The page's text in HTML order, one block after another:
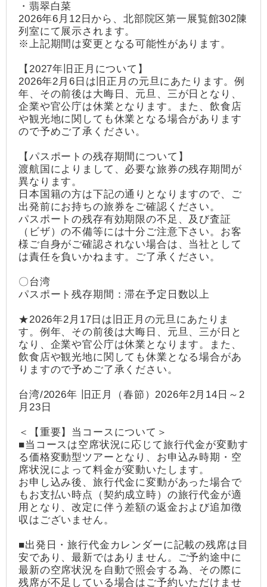
・翡翠白菜
2026年6月12日から、北部院区第一展覧館302陳
列室にて展示されます。
※上記期間は変更となる可能性があります。
【2027年旧正月について】
2026年2月6日は旧正月の元旦にあたります。例
年、その前後は大晦日、元旦、三が日となり、
企業や官公庁は休業となります。また、飲食店
や観光地に関しても休業となる場合があります
ので予めご了承ください。
【パスポートの残存期間について】
渡航国によりまして、必要な旅券の残存期間が
異なります。
日本国籍の方は下記の通りとなりますので、ご
出発前にお持ちの旅券をご確認ください。
パスポートの残存有効期限の不足、及び査証
（ビザ）の不備等には十分ご注意下さい。お客
様ご自身がご確認されない場合は、当社として
は責任を負いかねます。ご了承ください。
〇台湾
パスポート残存期間：滞在予定日数以上
★2026年2月17日は旧正月の元旦にあたりま
す。例年、その前後は大晦日、元旦、三が日と
なり、企業や官公庁は休業となります。また、
飲食店や観光地に関しても休業となる場合があ
りますので予めご了承ください。
台湾/2026年 旧正月（春節）2026年2月14日～2
月23日
＜【重要】当コースについて＞
■当コースは空席状況に応じて旅行代金が変動す
る価格変動型ツアーとなり、お申込み時期・空
席状況によって料金が変動いたします。
お申し込み後、旅行代金に変動があった場合で
もお支払い時点（契約成立時）の旅行代金が適
用となり、改定に伴う差額の返金および追加徴
収はございません。
■出発日・旅行代金カレンダーに記載の残席は目
安であり、最新ではありません。ご予約途中に
最新の空席状況を自動で照会する為、その際に
残席が不足している場合はご予約いただけませ